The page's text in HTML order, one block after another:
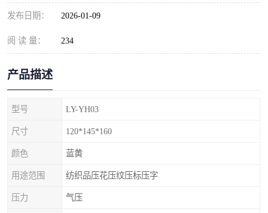
发布日期： 2026-01-09
阅 读 量： 234
产品描述
型号 LY-YH03
尺寸 120*145*160
颜色 蓝黄
用途范围 纺织品压花压纹压标压字
压力 气压